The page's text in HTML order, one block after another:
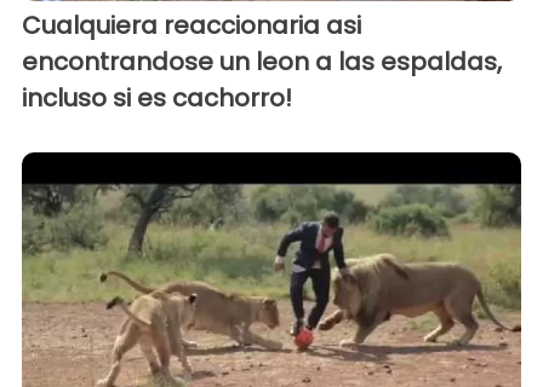
Cualquiera reaccionaria asi
encontrandose un leon a las espaldas,
incluso si es cachorro!